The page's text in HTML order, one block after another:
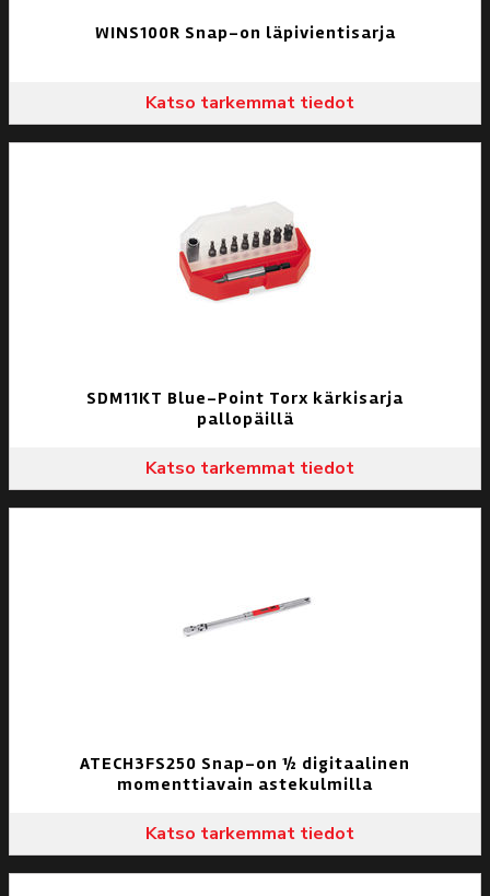
WINS100R Snap-on läpivientisarja
Katso tarkemmat tiedot
SDM11KT Blue-Point Torx kärkisarja
pallopäillä
Katso tarkemmat tiedot
ATECH3FS250 Snap-on ½ digitaalinen
momenttiavain astekulmilla
Katso tarkemmat tiedot